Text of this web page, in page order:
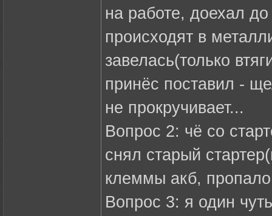
на работе, доехал
происходят в
завелась(только
принёс поставил -
не прокручивает...
Вопрос 2: чё со
снял старый
клеммы акб, пропало
Вопрос 3: я один